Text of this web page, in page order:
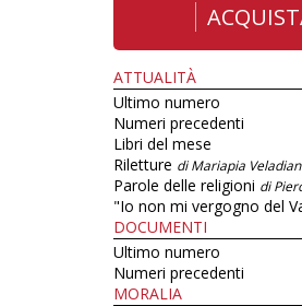
ATTUALITÀ
Ultimo numero
Numeri precedenti
Libri del mese
Riletture di Mariapia
Parole delle religioni di
"Io non mi vergogno del
DOCUMENTI
Ultimo numero
Numeri precedenti
MORALIA